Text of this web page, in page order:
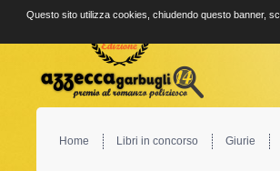
Home Libri in concorso Giurie
Questo sito utilizza cookies, chiudendo questo banner,